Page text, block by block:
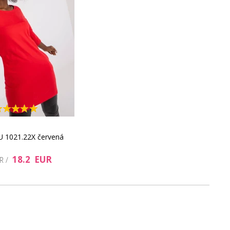
26.92 EUR
63.03 EUR
1021.22X červená
/ 18.2 EUR